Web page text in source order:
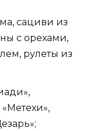
сациви из
с орехами,
рулеты из